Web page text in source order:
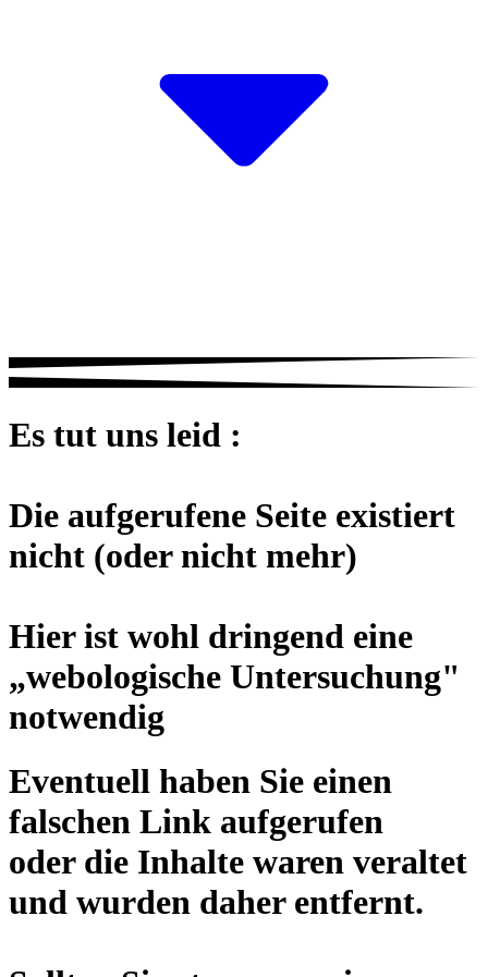
Es tut uns leid :
Die aufgerufene Seite existiert
nicht (oder nicht mehr)
Hier ist wohl dringend eine
„webologische Untersuchung"
notwendig
Eventuell haben Sie einen
falschen Link aufgerufen
oder die Inhalte waren veraltet
und wurden daher entfernt.